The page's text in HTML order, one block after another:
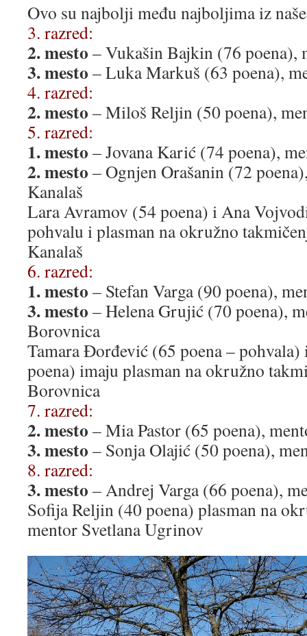
Ovo su najbolji među najboljima iz
3. razred:
2. mesto – Vukašin Bajkin (76 poena),
3. mesto – Luka Markuš (63 poena),
4. razred:
2. mesto – Miloš Reljin (50 poena),
5. razred:
1. mesto – Jovana Karić (74 poena),
2. mesto – Ognjen Orašanin (72
Kanalaš
Lara Avramov (54 poena) i Ana
pohvalu i plasman na okružno
Kanalaš
6. razred:
1. mesto – Stefan Varga (90 poena),
3. mesto – Helena Grujić (70 poena),
Borovnica
Tamara Đorđević (65 poena –
poena) imaju plasman na okružno
Borovnica
7. razred:
2. mesto – Mia Pastor (65 poena),
3. mesto – Sonja Olajić (50 poena),
8. razred:
3. mesto – Andrej Varga (66 poena),
Sofija Reljin (40 poena) plasman na
mentor Svetlana Ugrinov